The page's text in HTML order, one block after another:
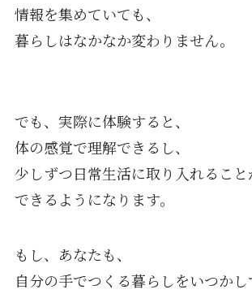
情報を集めていても、
暮らしはなかなか変わりません。
でも、実際に体験すると、
体の感覚で理解できるし、
少しずつ日常生活に取り入れること
できるようになります。
もし、あなたも、
自分の手でつくる暮らしをいつかし